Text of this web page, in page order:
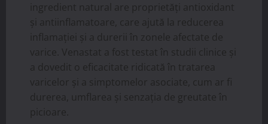
ingredient natural are proprietăți antioxidant
și antiinflamatoare, care ajută la reducerea
inflamației și a durerii în zonele afectate de
varice. Venastat a fost testat în studii clinice și
a dovedit o eficacitate ridicată în tratarea
varicelor și a simptomelor asociate, cum ar fi
durerea, umflarea și senzația de greutate în
picioare.